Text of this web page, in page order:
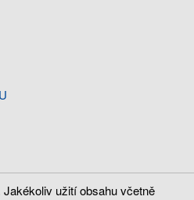
užití obsahu včetně